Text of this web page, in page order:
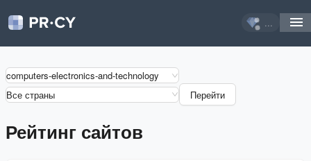
...
computers-electronics-and-technology
Все страны
Перейти
Рейтинг сайтов